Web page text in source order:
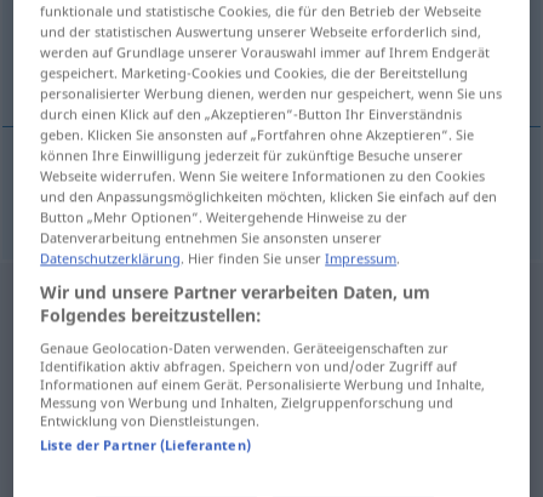
Übersicht aller Übersetzungen
(Für mehr Details die Übersetzung anklicken/antippen)
lad → siehe „sklad“
funktionale und statistische Cookies, die für den Betrieb der Webseite
und der statistischen Auswertung unserer Webseite erforderlich sind,
werden auf Grundlage unserer Vorauswahl immer auf Ihrem Endgerät
gespeichert. Marketing-Cookies und Cookies, die der Bereitstellung
personalisierter Werbung dienen, werden nur gespeichert, wenn Sie uns
durch einen Klick auf den „Akzeptieren“-Button Ihr Einverständnis
geben. Klicken Sie ansonsten auf „Fortfahren ohne Akzeptieren“. Sie
können Ihre Einwilligung jederzeit für zukünftige Besuche unserer
Webseite widerrufen. Wenn Sie weitere Informationen zu den Cookies
und den Anpassungsmöglichkeiten möchten, klicken Sie einfach auf den
Button „Mehr Optionen“. Weitergehende Hinweise zu der
Datenverarbeitung entnehmen Sie ansonsten unserer
Datenschutzerklärung. Hier finden Sie unserImpressum.
Wir und unsere Partner verarbeiten Daten, um
Folgendes bereitzustellen:
Genaue Geolocation-Daten verwenden. Geräteeigenschaften zur
Identifikation aktiv abfragen. Speichern von und/oder Zugriff auf
Informationen auf einem Gerät. Personalisierte Werbung und Inhalte,
Messung von Werbung und Inhalten, Zielgruppenforschung und
Entwicklung von Dienstleistungen.
Liste der Partner (Lieferanten)